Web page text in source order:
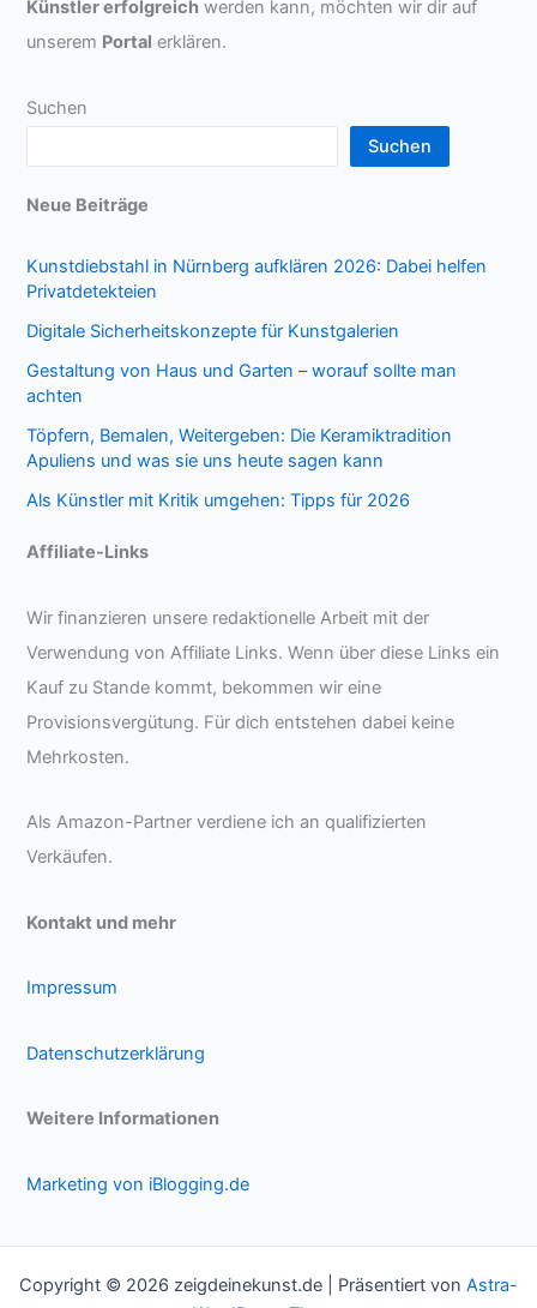
Künstler erfolgreich werden kann, möchten wir dir auf
unserem Portal erklären.
Suchen
Suchen
Neue Beiträge
Kunstdiebstahl in Nürnberg aufklären 2026: Dabei helfen
Privatdetekteien
Digitale Sicherheitskonzepte für Kunstgalerien
Gestaltung von Haus und Garten – worauf sollte man
achten
Töpfern, Bemalen, Weitergeben: Die Keramiktradition
Apuliens und was sie uns heute sagen kann
Als Künstler mit Kritik umgehen: Tipps für 2026
Affiliate-Links
Wir finanzieren unsere redaktionelle Arbeit mit der
Verwendung von Affiliate Links. Wenn über diese Links ein
Kauf zu Stande kommt, bekommen wir eine
Provisionsvergütung. Für dich entstehen dabei keine
Mehrkosten.
Als Amazon-Partner verdiene ich an qualifizierten
Verkäufen.
Kontakt und mehr
Impressum
Datenschutzerklärung
Weitere Informationen
Marketing von iBlogging.de
Copyright © 2026 zeigdeinekunst.de | Präsentiert von Astra-